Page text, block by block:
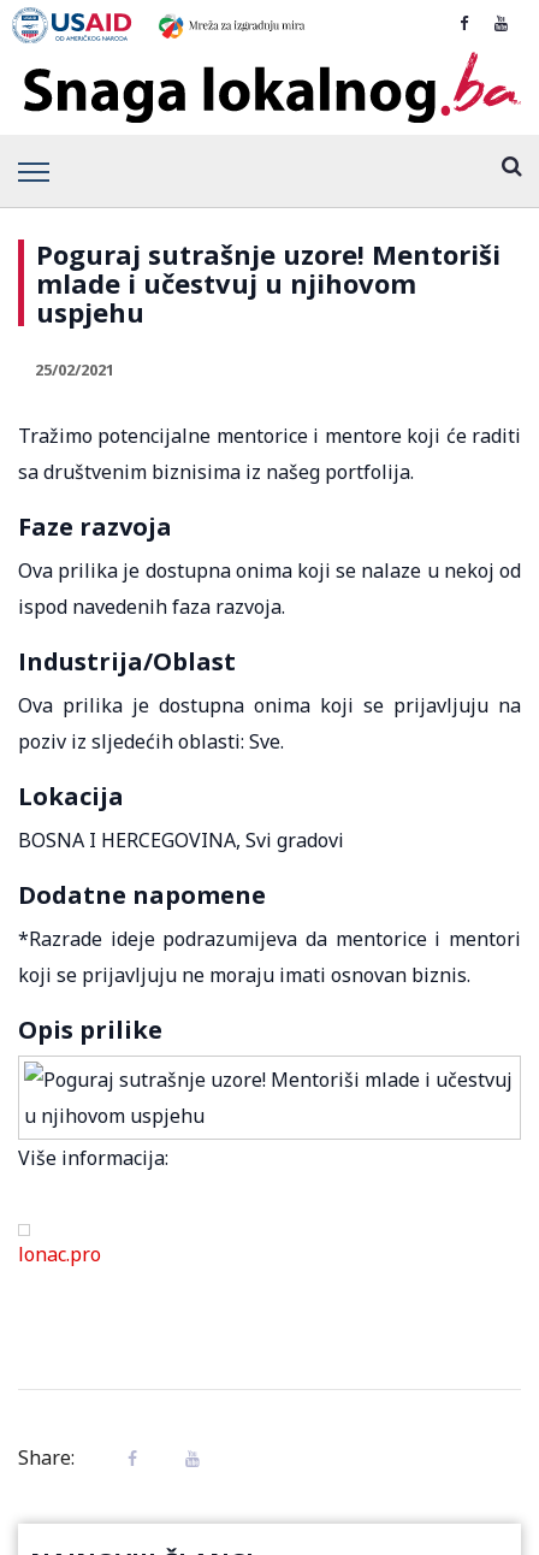
Poguraj sutrašnje uzore! Mentoriši
mlade i učestvuj u njihovom
uspjehu
25/02/2021
Tražimo potencijalne mentorice i mentore koji će raditi
sa društvenim biznisima iz našeg portfolija.
Faze razvoja
Ova prilika je dostupna onima koji se nalaze u nekoj od
ispod navedenih faza razvoja.
Industrija/Oblast
Ova prilika je dostupna onima koji se prijavljuju na
poziv iz sljedećih oblasti: Sve.
Lokacija
BOSNA I HERCEGOVINA, Svi gradovi
Dodatne napomene
*Razrade ideje podrazumijeva da mentorice i mentori
koji se prijavljuju ne moraju imati osnovan biznis.
Opis prilike
Više informacija:
lonac.pro
Share: